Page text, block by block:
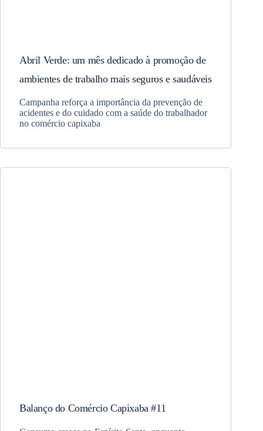
Abril Verde: um mês dedicado à promoção de
ambientes de trabalho mais seguros e saudáveis
Campanha reforça a importância da prevenção de
acidentes e do cuidado com a saúde do trabalhador
no comércio capixaba
Balanço do Comércio Capixaba #11